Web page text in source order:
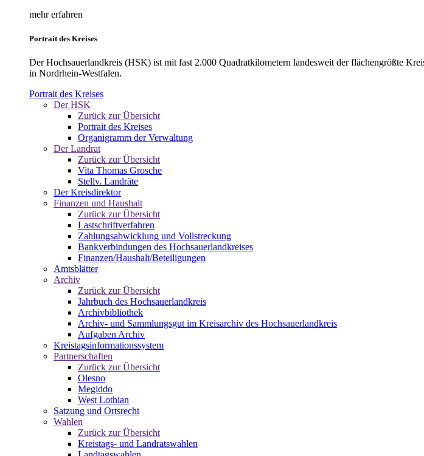
mehr erfahren
Portrait des Kreises
Der Hochsauerlandkreis (HSK) ist mit fast 2.000 Quadratkilometern landesweit der flächengrößte
in Nordrhein-Westfalen.
Portrait des Kreises
Der HSK
Zurück zur Übersicht
Portrait des Kreises
Organigramm der Verwaltung
Der Landrat
Zurück zur Übersicht
Vita Thomas Grosche
Stellv. Landräte
Der Kreisdirektor
Finanzen und Haushalt
Zurück zur Übersicht
Lastschriftverfahren
Zahlungsabwicklung und Vollstreckung
Bankverbindungen des Hochsauerlandkreises
Finanzen/Haushalt/Beteiligungen
Amtsblätter
Archiv
Zurück zur Übersicht
Jahrbuch des Hochsauerlandkreis
Archivbibliothek
Archiv- und Sammlungsgut im Kreisarchiv des Hochsauerlandkreis
Aufgaben Archiv
Kreistagsinformationssystem
Partnerschaften
Zurück zur Übersicht
Olesno
Megiddo
West Lothian
Satzung und Ortsrecht
Wahlen
Zurück zur Übersicht
Kreistags- und Landratswahlen